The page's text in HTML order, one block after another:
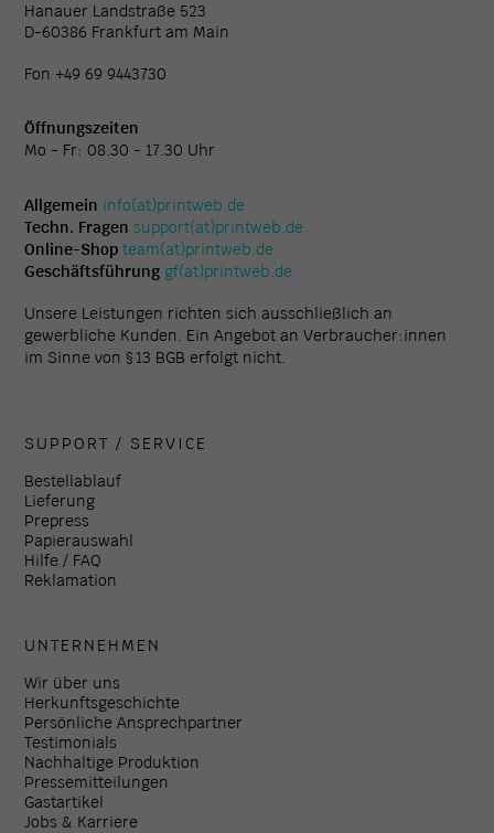
Hanauer Landstraße 523
D-60386 Frankfurt am Main
Fon +49 69 9443730
Öffnungszeiten
Mo - Fr: 08.30 - 17.30 Uhr
Allgemein info(at)printweb.de
Techn. Fragen support(at)printweb.de
Online-Shop team(at)printweb.de
Geschäftsführung gf(at)printweb.de
Unsere Leistungen richten sich ausschließlich an
gewerbliche Kunden. Ein Angebot an Verbraucher:innen
im Sinne von § 13 BGB erfolgt nicht.
SUPPORT / SERVICE
Bestellablauf
Lieferung
Prepress
Papierauswahl
Hilfe / FAQ
Reklamation
UNTERNEHMEN
Wir über uns
Herkunftsgeschichte
Persönliche Ansprechpartner
Testimonials
Nachhaltige Produktion
Pressemitteilungen
Gastartikel
Jobs & Karriere